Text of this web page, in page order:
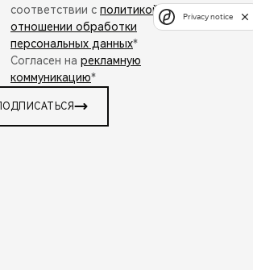
соответствии с политикой в
отношении обработки
персональных данных*
Согласен на рекламную
коммуникацию*
ПОДПИСАТЬСЯ
Privacy notice